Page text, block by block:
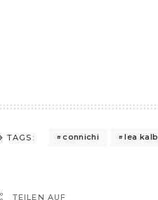
TAGS: connichi lea
TEILEN AUF